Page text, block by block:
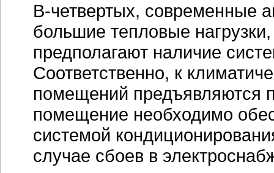
В-четвертых, современные
большие тепловые
предполагают наличие
Соответственно, к
помещений предъявляются
помещение необходимо
системой
случае сбоев в